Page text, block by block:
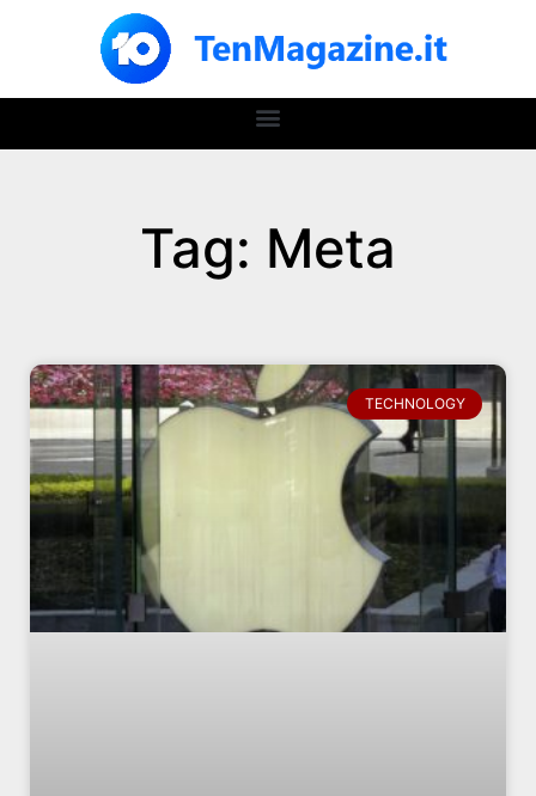
Tag: Meta
TECHNOLOGY